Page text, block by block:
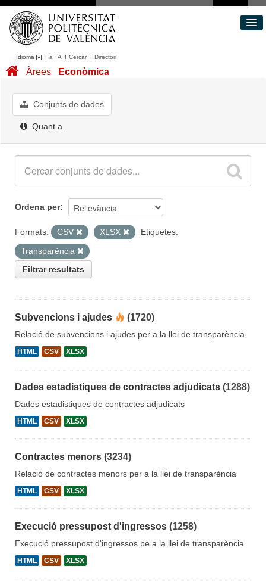
Idioma I a ·A I CercarI Directori
Conjunts de dades
Quant a
Àrees Econòmica
Conjunts de dades
Quant a
Ordena per
Formats: CSV XLSX
Etiquetes:
Transparència
Filtrar resultats
Subvencions i ajudes (1720)
Relació de subvencions i ajudes per a la llei de transparència
HTML CSV XLSX
Dades estadistiques de contractes adjudicats (1288)
Dades estadistiques de contractes adjudicats
HTML CSV XLSX
Contractes menors (3234)
Relació de contractes menors per a la llei de transparència
HTML CSV XLSX
Execució pressupost d'ingressos (1258)
Execució pressupost d'ingressos pe a la llei de transparència
HTML CSV XLSX